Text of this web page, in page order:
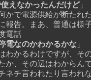
えなかったんだけど」
かで電源供給が断たれ
報告。まあ、普通は様
電話
電なのかわかるかな 」
わかるわけですが、そ
か、その辺はわからん
ネチ言われたり言われ